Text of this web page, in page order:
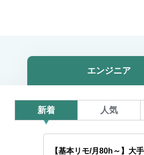
新着 人気
【基本リモ/月80h～】大